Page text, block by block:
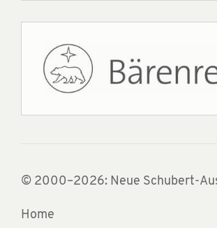
© 2000–2026: Neue Schubert-
Home